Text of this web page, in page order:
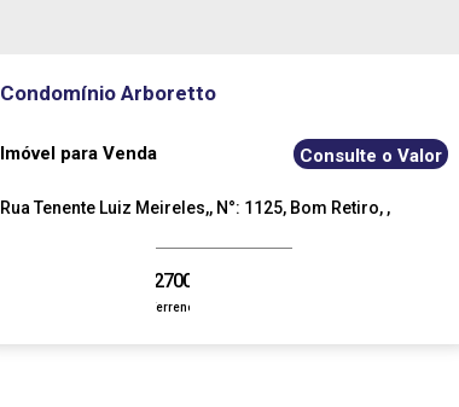
Condomínio Arboretto
Consulte o Valor
Imóvel para Venda
Rua Tenente Luiz Meireles,, N°: 1125, Bom Retiro ,
Terreno:
27000